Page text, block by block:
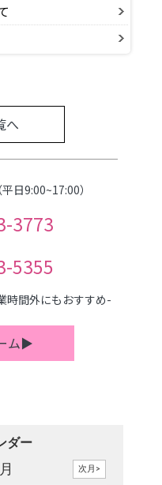
へ
日9:00~17:00）
3773
5355
時間外にもおすすめ-
ム▶